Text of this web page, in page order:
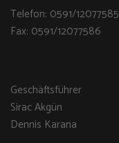
Telefon: 0591/12077585
Fax: 0591/12077586
Geschäftsführer
Sirac Akgün
Dennis Karana